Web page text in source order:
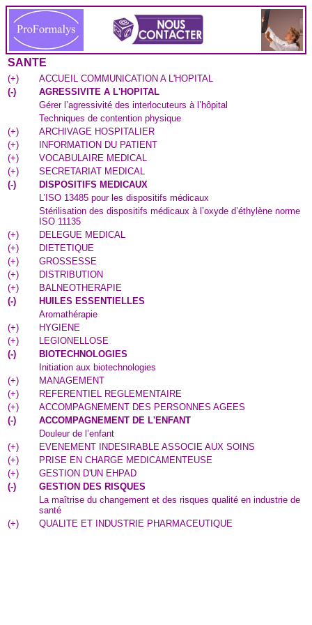
SANTE
(+)
ACCUEIL COMMUNICATION A L'HOPITAL
(-)
AGRESSIVITE A L'HOPITAL
Gérer l’agressivité des interlocuteurs à l’hôpital
Techniques de contention physique
(+)
ARCHIVAGE HOSPITALIER
(+)
INFORMATION DU PATIENT
(+)
VOCABULAIRE MEDICAL
(+)
SECRETARIAT MEDICAL
(-)
DISPOSITIFS MEDICAUX
L’ISO 13485 pour les dispositifs médicaux
Stérilisation des dispositifs médicaux à l’oxyde d’éthylène norme
ISO 11135
(+)
DELEGUE MEDICAL
(+)
DIETETIQUE
(+)
GROSSESSE
(+)
DISTRIBUTION
(+)
BALNEOTHERAPIE
(-)
HUILES ESSENTIELLES
Aromathérapie
(+)
HYGIENE
(+)
LEGIONELLOSE
(-)
BIOTECHNOLOGIES
Initiation aux biotechnologies
(+)
MANAGEMENT
(+)
REFERENTIEL REGLEMENTAIRE
(+)
ACCOMPAGNEMENT DES PERSONNES AGEES
(-)
ACCOMPAGNEMENT DE L'ENFANT
Douleur de l’enfant
(+)
EVENEMENT INDESIRABLE ASSOCIE AUX SOINS
(+)
PRISE EN CHARGE MEDICAMENTEUSE
(+)
GESTION D'UN EHPAD
(-)
GESTION DES RISQUES
La maîtrise du changement et des risques qualité en industrie de
santé
(+) QUALITE ET INDUSTRIE PHARMACEUTIQUE